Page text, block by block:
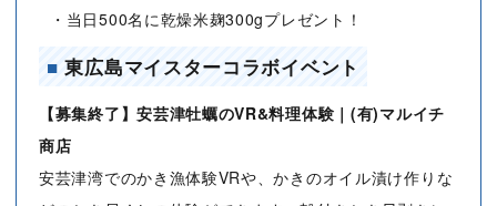
・当日500名に乾燥米麹300gプレゼント！
■ 東広島マイスターコラボイベント
【募集終了】安芸津牡蠣のVR&料理体験｜(有)マルイチ
商店
安芸津湾でのかき漁体験VRや、かきのオイル漬け作りな